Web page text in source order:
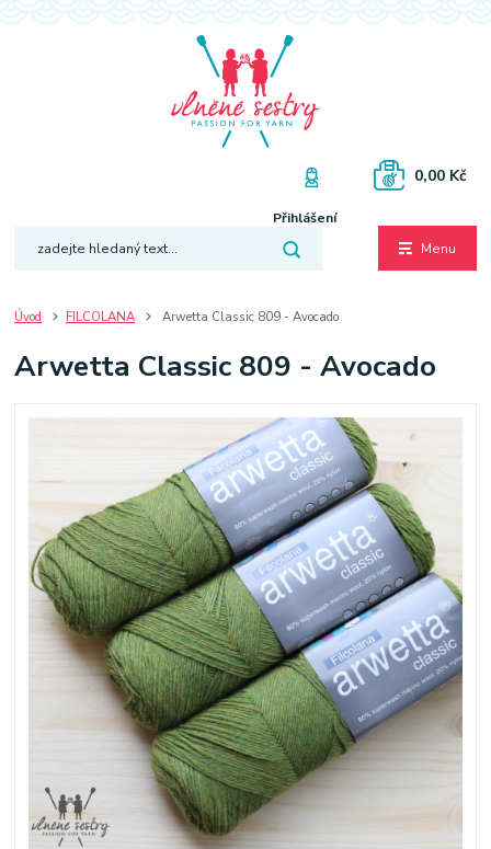
Menu
Přihlášení
0,00 Kč
Úvod FILCOLANA Arwetta Classic 809 - Avocado
Arwetta Classic 809 - Avocado